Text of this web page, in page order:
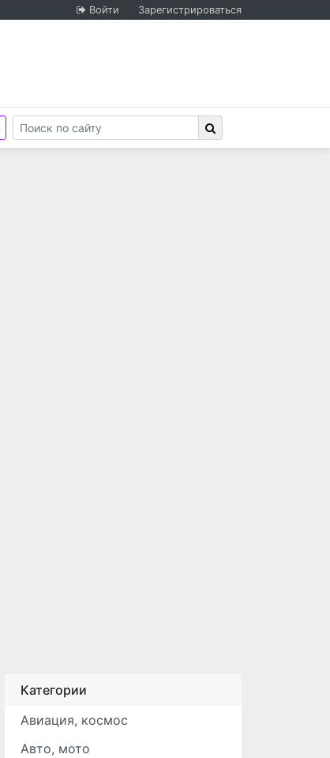
Войти Зарегистрироваться
Категории
Авиация, космос
Авто, мото